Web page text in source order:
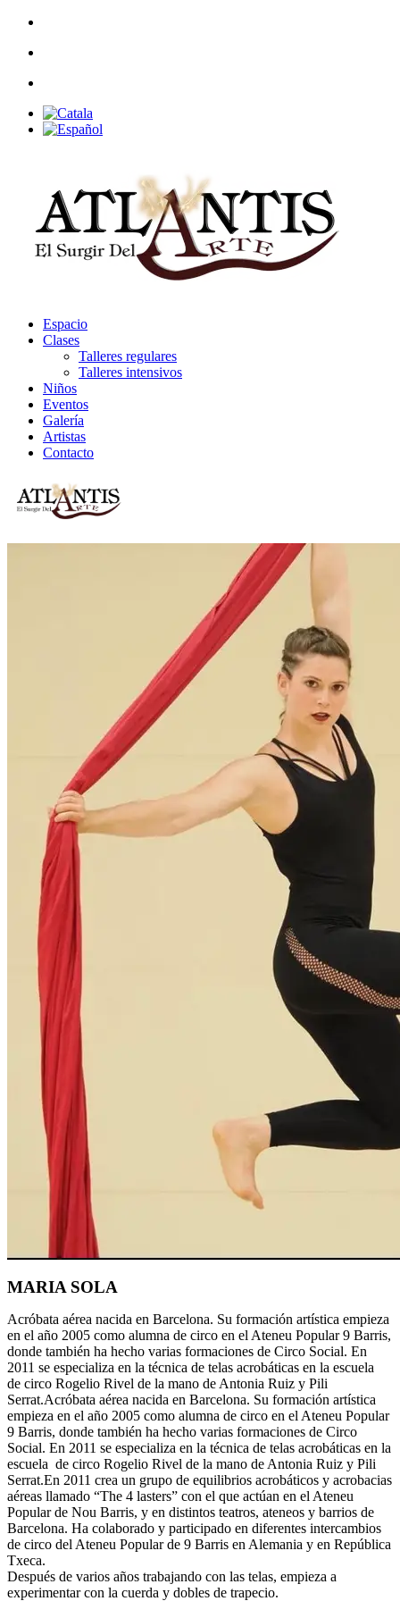
Espacio
Clases
Talleres regulares
Talleres intensivos
Niños
Eventos
Galería
Artistas
Contacto
MARIA SOLA
Acróbata aérea nacida en Barcelona. Su formación artística empieza
en el año 2005 como alumna de circo en el Ateneu Popular 9 Barris,
donde también ha hecho varias formaciones de Circo Social. En
2011 se especializa en la técnica de telas acrobáticas en la escuela
de circo Rogelio Rivel de la mano de Antonia Ruiz y Pili
Serrat.Acróbata aérea nacida en Barcelona. Su formación artística
empieza en el año 2005 como alumna de circo en el Ateneu Popular
9 Barris, donde también ha hecho varias formaciones de Circo
Social. En 2011 se especializa en la técnica de telas acrobáticas en la
escuela de circo Rogelio Rivel de la mano de Antonia Ruiz y Pili
Serrat.En 2011 crea un grupo de equilibrios acrobáticos y acrobacias
aéreas llamado “The 4 lasters” con el que actúan en el Ateneu
Popular de Nou Barris, y en distintos teatros, ateneos y barrios de
Barcelona. Ha colaborado y participado en diferentes intercambios
de circo del Ateneu Popular de 9 Barris en Alemania y en República
Txeca.
Después de varios años trabajando con las telas, empieza a
experimentar con la cuerda y dobles de trapecio.